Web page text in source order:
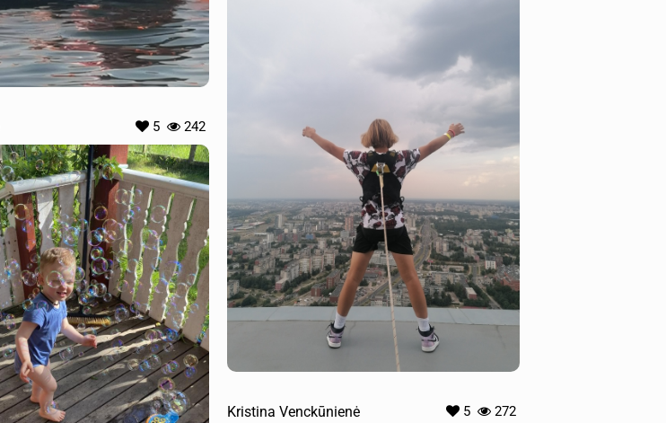
5 242
Kristina Venckūnienė 5 272